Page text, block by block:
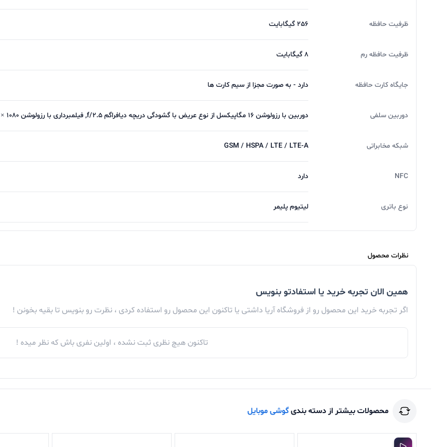
هستند و راضی‌تان می‌کند. تصاویری که ما با این دوربین ثبت کردیم دارای جزئیات خوبی هستند و راضی کننده
سنسور اولترا واید نیز یک سنسور ۸ مگاپیکسلی است که این سنسور نیز تصاویر خوبی را ثبت
فوکوس مناسبی را دریافت نخواهید کرد و این موضوع کمی آزار دهنده خواهد بود. تصاویر پرتره نیز تعریفی
کند. درکل شاهد یک دوربین سلفی خوب هستیم که تصاویر سلفی خوبی از دلش بیرون میاید.
باتری گوشی موبایل POCO M4 Pro
می‌گردد. این باتری می‌تواند یک روز کامل در استفاده‌های معمولی دوام بیاورد که به شدت خوب و مناسب است ولی
فول شارژ می‌شود که واقعا عالی است. در بخش باتری شیائومی زمان بیشتری گذاشته و سعی کرده تا بهترین
نمایشگر گوشی POCO M4 Pro
ظرفیت حافظه 256 گیگابایت
ظرفیت حافظه رم 8 گیگابایت
جایگاه کارت حافظه دارد - به صورت مجزا از سیم کارت ها
دوربین سلفی دوربین با رزولوشن ۱۶ مگاپیکسل از نوع عریض با گشودگی دریچه دیافراگم f/۲.۵, فیلمبرداری با رزولوشن ۱۰۸۰ × ۱۹۲۰ و سرعت ۳۰ فریم بر ثانیه (۱۰۸۰p@۳۰FPS)
شبکه مخابراتی GSM / HSPA / LTE / LTE-A
NFC دارد
نوع باتری لیتیوم پلیمر
نظرات محصول
همین الان تجربه خرید یا استفادتو بنویس
اگر تجربه خرید این محصول رو از فروشگاه آریا داشتی یا تاکنون این محصول رو استفاده کردی ، نظرت رو بنویس تا بقیه بخونن !
تاکنون هیچ نظری ثبت نشده ، اولین نفری باش که نظر میده !
محصولات بیشتر از دسته بندیگوشی موبایل